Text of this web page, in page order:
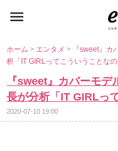
ホーム> エンタメ>
『sweet』
析「IT GIRLってこういうことな
『sweet』カバーモ
長が分析「IT GIRLっ
2020-07-10 19:00